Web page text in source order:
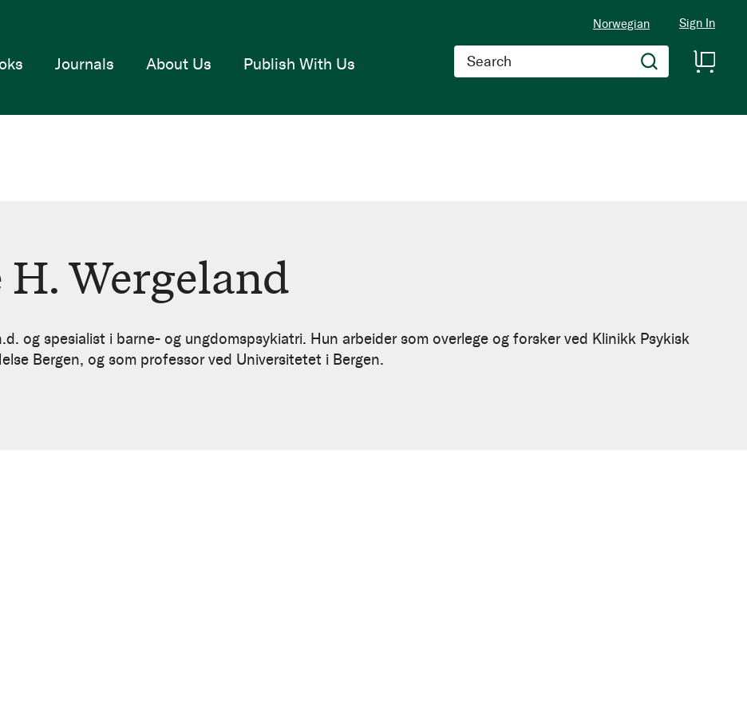
Norwegian Sign In
Search
Journals About Us Publish With Us
H. Wergeland
og spesialist i barne- og ungdomspsykiatri. Hun arbeider som overlege og forsker ved Klinikk Psykisk
Bergen, og som professor ved Universitetet i Bergen.